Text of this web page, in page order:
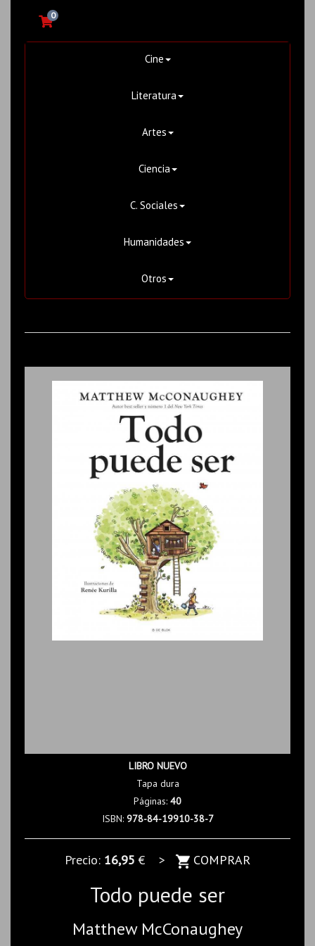
0
Cine
Literatura
Artes
Ciencia
C. Sociales
Humanidades
Otros
LIBRO NUEVO
Tapa dura
Páginas: 40
ISBN: 978-84-19910-38-7
Precio: 16,95 € > COMPRAR
Todo puede ser
Matthew McConaughey